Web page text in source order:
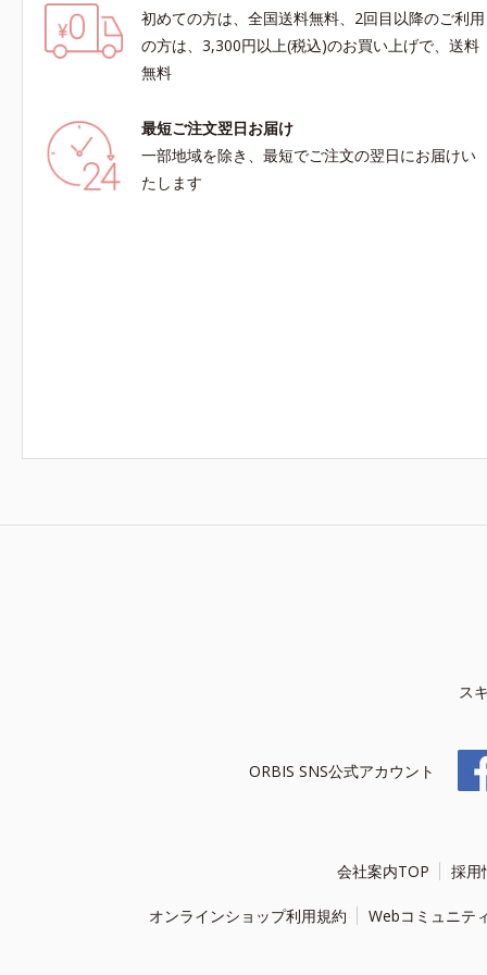
初めての方は、全国送料無料、2回目以降のご利用
の方は、3,300円以上(税込)のお買い上げで、送料
無料
最短ご注文翌日お届け
一部地域を除き、最短でご注文の翌日にお届けい
たします
ス
ORBIS SNS公式アカウント
会社案内TOP 採用
オンラインショップ利用規約 Webコミュニテ